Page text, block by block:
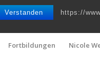
Verstanden https://
Telefon : 0661 – 2
Fortbildungen Nicole